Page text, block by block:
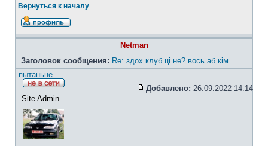
Вернуться к началу
Netman
Заголовок сообщения: Re: здох клуб ці не? вось аб кім
пытаньне
Добавлено: 26.09.2022 14:14
Site Admin